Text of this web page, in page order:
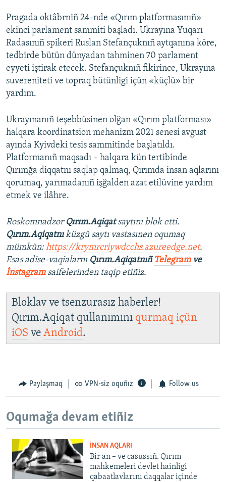
Pragada oktâbrniñ 24-nde «Qırım platformasınıñ»
ekinci parlament sammiti başladı. Ukrayına Yuqarı
Radasınıñ spikeri Ruslan Stefançuknıñ aytqanına köre,
tedbirde bütün dünyadan tahminen 70 parlament
eyyeti iştirak etecek. Stefançuknıñ fikirince, Ukrayına
suvereniteti ve topraq bütünligi içün «küçlü» bir
yardım.
Ukrayınanıñ teşebbüsinen olğan «Qırım platforması»
halqara koordinatsion mehanizm 2021 senesi avgust
ayında Kyivdeki tesis sammitinde başlatıldı.
Platformanıñ maqsadı – halqara kün tertibinde
Qırımğa diqqatnı saqlap qalmaq, Qırımda insan aqlarını
qorumaq, yarımadanıñ işğalden azat etilüvine yardım
etmek ve ilâhre.
Roskomnadzor Qırım.Aqiqatsaytını blok etti.
Qırım.Aqiqatnıküzgü saytı vastasınen oqumaq
mümkün:https://krymrcriywdcchs.azureedge.net.
Esas adise-vaqialarnı Qırım.Aqiqatnıñ Telegramve
İnstagram saifelerinden taqip etiñiz.
Bloklav ve tsenzurasız haberler!
Qırım.Aqiqat qullanımını qurmaq içün
iOS ve Android.
Paylaşmaq VPN-siz oquñız Follow us
Oqumağa devam etiñiz
İNSAN AQLARI
Bir an – ve casussıñ. Qırım
mahkemeleri devlet hainligi
qabaatlavlarını daqqalar içinde